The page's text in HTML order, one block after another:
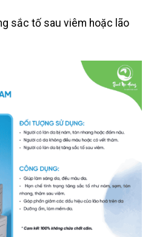
sắc tố sau viêm hoặc lão